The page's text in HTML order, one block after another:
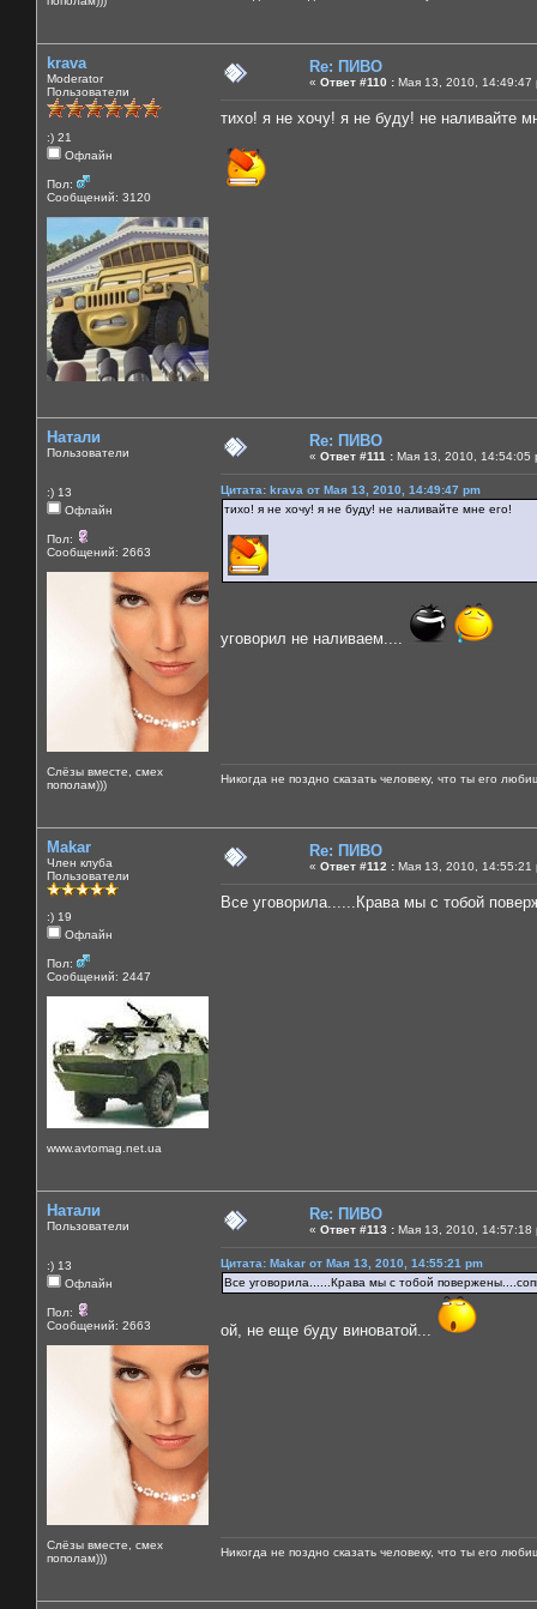
krava
Moderator
Пользователи
:) 21
Офлайн
Пол:
Сообщений: 3120
Re: ПИВО
« Ответ #110 : Мая 13, 2010, 14:49:47
тихо! я не хочу! я не буду! не наливайте
Натали
Пользователи
:) 13
Офлайн
Пол:
Сообщений: 2663
Слёзы вместе, смех
пополам)))
Re: ПИВО
« Ответ #111 : Мая 13, 2010, 14:54:05
Цитата: krava от Мая 13, 2010, 14:49:47 pm
тихо! я не хочу! я не буду! не наливайте мне его!
уговорил не наливаем....
Никогда не поздно сказать человеку, что ты его
Makar
Член клуба
Пользователи
:) 19
Офлайн
Пол:
Сообщений: 2447
www.avtomag.net.ua
Re: ПИВО
« Ответ #112 : Мая 13, 2010, 14:55:21
Все уговорила......Крава мы с тобой
Натали
Пользователи
:) 13
Офлайн
Пол:
Сообщений: 2663
Слёзы вместе, смех
пополам)))
Re: ПИВО
« Ответ #113 : Мая 13, 2010, 14:57:18
Цитата: Makar от Мая 13, 2010, 14:55:21 pm
Все уговорила......Крава мы с тобой
ой, не еще буду виноватой...
Никогда не поздно сказать человеку, что ты его